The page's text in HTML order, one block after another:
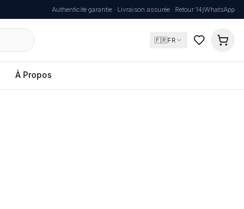
Authenticité garantie · Livraison assurée · Retour 14jWhatsApp
🇫🇷FR
À Propos